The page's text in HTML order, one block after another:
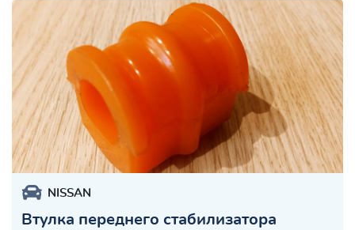
NISSAN
Втулка переднего стабилизатора